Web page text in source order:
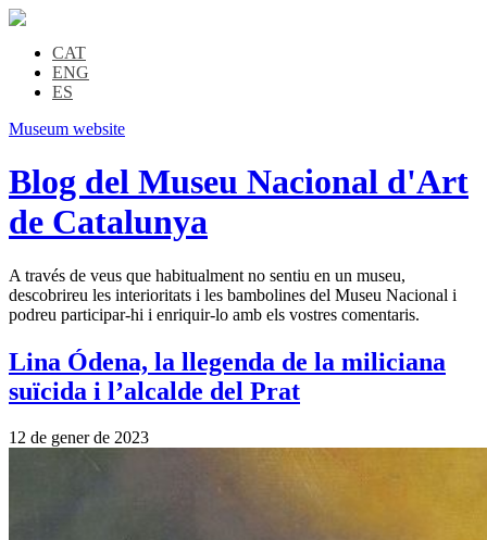
CAT
ENG
ES
Museum website
Blog del Museu Nacional d'Art
de Catalunya
A través de veus que habitualment no sentiu en un museu,
descobrireu les interioritats i les bambolines del Museu Nacional i
podreu participar-hi i enriquir-lo amb els vostres comentaris.
Lina Ódena, la llegenda de la miliciana
suïcida i l’alcalde del Prat
12 de gener de 2023